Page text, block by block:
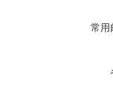
常用